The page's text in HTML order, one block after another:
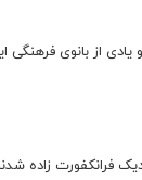
فرانکفورت زاده